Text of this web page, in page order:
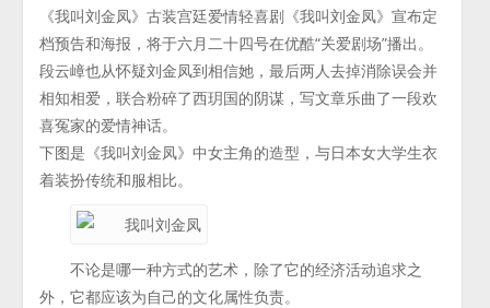
《我叫刘金凤》古装宫廷爱情轻喜剧《我叫刘金凤》宣布定
档预告和海报，将于六月二十四号在优酷“关爱剧场”播出。
段云嶂也从怀疑刘金凤到相信她，最后两人去掉消除误会并
相知相爱，联合粉碎了西玥国的阴谋，写文章乐曲了一段欢
喜冤家的爱情神话。
下图是《我叫刘金凤》中女主角的造型，与日本女大学生衣
着装扮传统和服相比。
不论是哪一种方式的艺术，除了它的经济活动追求之
外，它都应该为自己的文化属性负责。